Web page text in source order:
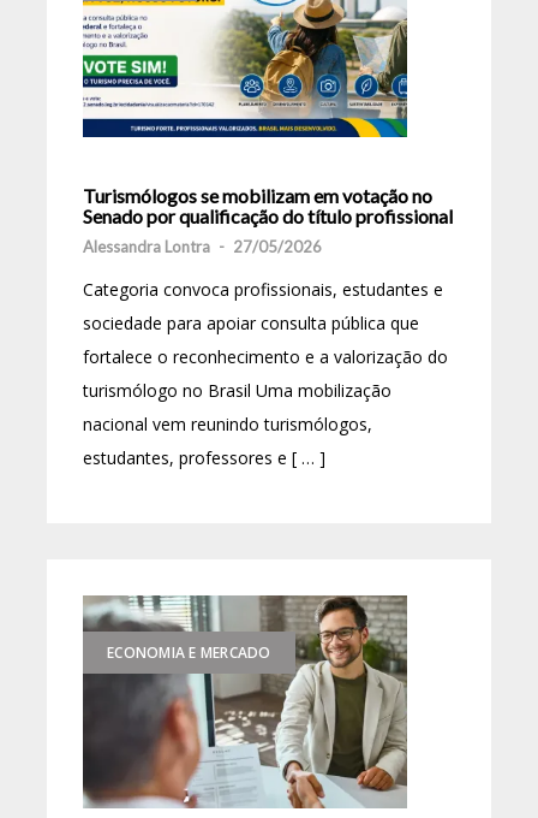
Turismólogos se mobilizam em votação no
Senado por qualificação do título profissional
Alessandra Lontra - 27/05/2026
Categoria convoca profissionais, estudantes e
sociedade para apoiar consulta pública que
fortalece o reconhecimento e a valorização do
turismólogo no Brasil Uma mobilização
nacional vem reunindo turismólogos,
estudantes, professores e [ … ]
ECONOMIA E MERCADO